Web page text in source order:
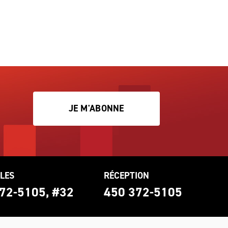
JE M'ABONNE
5105, #32
RÉCEPTION
450 372-5105